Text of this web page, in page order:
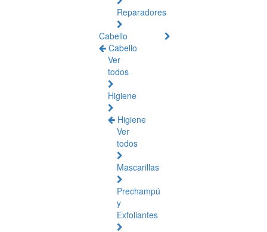
Reparadores
Cabello
Cabello
Ver
todos
Higiene
Higiene
Ver
todos
Mascarillas
Prechampú
y
Exfoliantes